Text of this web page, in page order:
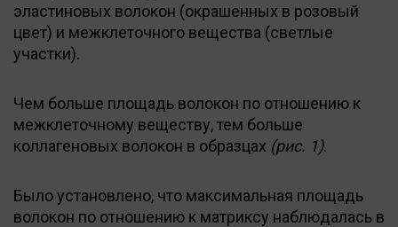
эластиновых волокон (окрашенных в розовый
цвет) и межклеточного вещества (светлые
участки).
Чем больше площадь волокон по отношению к
межклеточному веществу, тем больше
коллагеновых волокон в образцах (рис. 1).
Было установлено, что максимальная площадь
волокон по отношению к матриксу наблюдалась в